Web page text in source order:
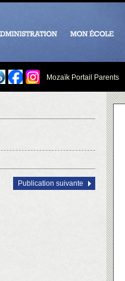
Mozaïk Portail Parents
Publication suivante